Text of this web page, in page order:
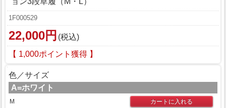
1F000529
22,000円 (税込)
【 1,000ポイント獲得 】
色／サイズ
A=ホワイト
M